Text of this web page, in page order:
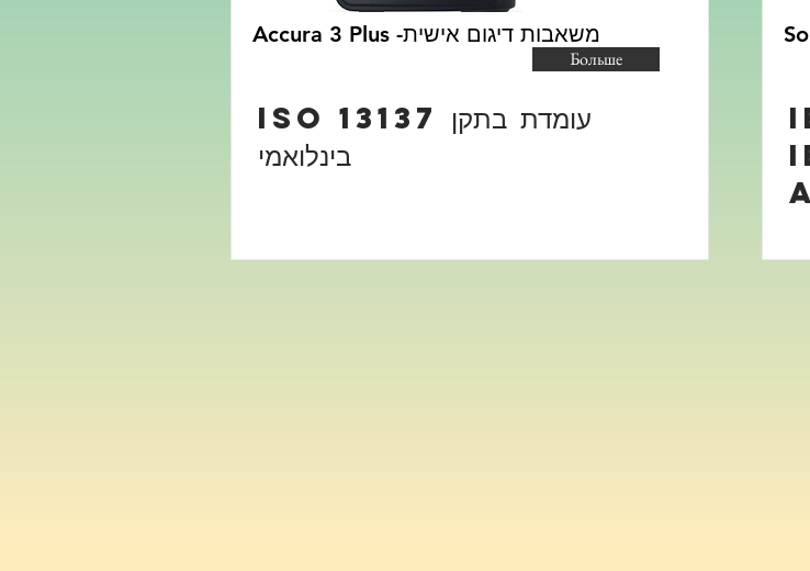
Accura 3 Plus -משאבות דיגום אישית
Больше
ISO 13137 עומדת בתקן
בינלואמי